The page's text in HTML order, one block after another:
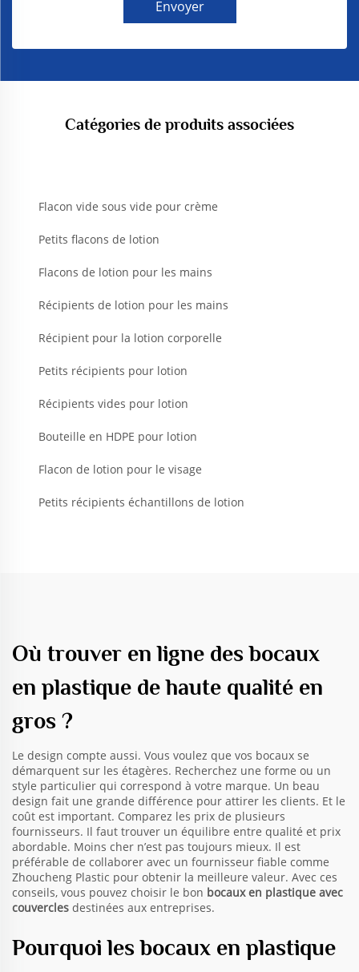
Envoyer
Catégories de produits associées
Flacon vide sous vide pour crème
Petits flacons de lotion
Flacons de lotion pour les mains
Récipients de lotion pour les mains
Récipient pour la lotion corporelle
Petits récipients pour lotion
Récipients vides pour lotion
Bouteille en HDPE pour lotion
Flacon de lotion pour le visage
Petits récipients échantillons de lotion
Où trouver en ligne des bocaux
en plastique de haute qualité en
gros ?
Le design compte aussi. Vous voulez que vos bocaux se
démarquent sur les étagères. Recherchez une forme ou un
style particulier qui correspond à votre marque. Un beau
design fait une grande différence pour attirer les clients. Et le
coût est important. Comparez les prix de plusieurs
fournisseurs. Il faut trouver un équilibre entre qualité et prix
abordable. Moins cher n’est pas toujours mieux. Il est
préférable de collaborer avec un fournisseur fiable comme
Zhoucheng Plastic pour obtenir la meilleure valeur. Avec ces
conseils, vous pouvez choisir le bon bocaux en plastique avec
couvercles destinées aux entreprises.
Pourquoi les bocaux en plastique